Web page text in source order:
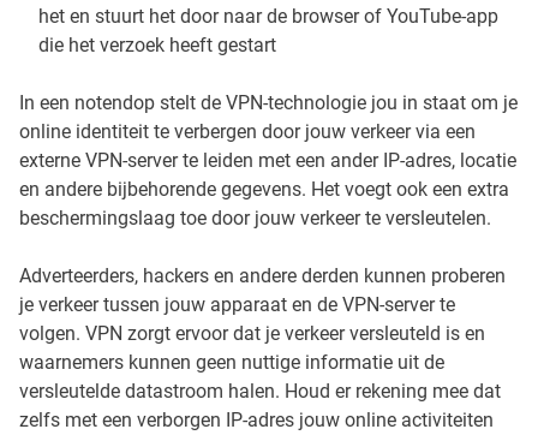
het en stuurt het door naar de browser of YouTube-app
die het verzoek heeft gestart
In een notendop stelt de VPN-technologie jou in staat om je
online identiteit te verbergen door jouw verkeer via een
externe VPN-server te leiden met een ander IP-adres, locatie
en andere bijbehorende gegevens. Het voegt ook een extra
beschermingslaag toe door jouw verkeer te versleutelen.
Adverteerders, hackers en andere derden kunnen proberen
je verkeer tussen jouw apparaat en de VPN-server te
volgen. VPN zorgt ervoor dat je verkeer versleuteld is en
waarnemers kunnen geen nuttige informatie uit de
versleutelde datastroom halen. Houd er rekening mee dat
zelfs met een verborgen IP-adres jouw online activiteiten